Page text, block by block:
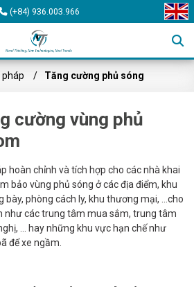
(+84) 936.003.966
pháp Tăng cường phủ sóng
cường vùng phủ
hoàn chỉnh và tích hợp cho các nhà khai
bảo vùng phủ sóng ở các địa điểm, khu
phòng cách ly, khu thương mại, …cho
như các trung tâm mua sắm, trung tâm
… hay những khu vực hạn chế như
để xe ngầm.